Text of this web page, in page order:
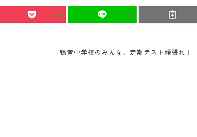
鴨宮中学校のみんな、定期テスト頑張れ！